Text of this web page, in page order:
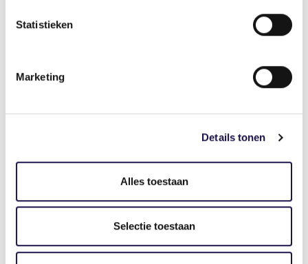
Statistieken
Marketing
Details tonen
Alles toestaan
Selectie toestaan